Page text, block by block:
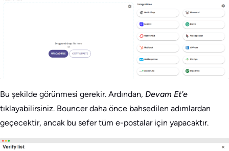
Bu şekilde görünmesi gerekir. Ardından, Devam Et’e
tıklayabilirsiniz. Bouncer daha önce bahsedilen adımlardan
geçecektir, ancak bu sefer tüm e-postalar için yapacaktır.